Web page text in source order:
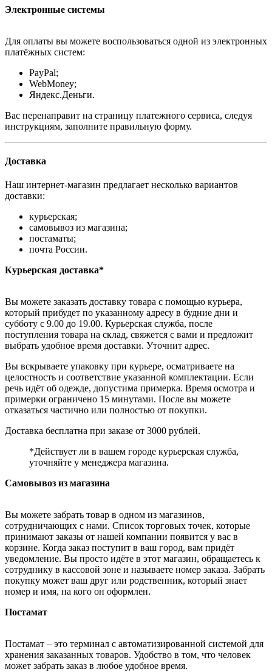
Электронные системы
Для оплаты вы можете воспользоваться одной из электронных
платёжных систем:
PayPal;
WebMoney;
Яндекс.Деньги.
Вас перенаправит на страницу платежного сервиса, следуя
инструкциям, заполните правильную форму.
Доставка
Наш интернет-магазин предлагает несколько вариантов
доставки:
курьерская;
самовывоз из магазина;
постаматы;
почта России.
Курьерская доставка*
Вы можете заказать доставку товара с помощью курьера,
который прибудет по указанному адресу в будние дни и
субботу с 9.00 до 19.00. Курьерская служба, после
поступления товара на склад, свяжется с вами и предложит
выбрать удобное время доставки. Уточнит адрес.
Вы вскрываете упаковку при курьере, осматриваете на
целостность и соответствие указанной комплектации. Если
речь идёт об одежде, допустима примерка. Время осмотра и
примерки ограничено 15 минутами. После вы можете
отказаться частично или полностью от покупки.
Доставка бесплатна при заказе от 3000 рублей.
*Действует ли в вашем городе курьерская служба,
уточняйте у менеджера магазина.
Самовывоз из магазина
Вы можете забрать товар в одном из магазинов,
сотрудничающих с нами. Список торговых точек, которые
принимают заказы от нашей компании появится у вас в
корзине. Когда заказ поступит в ваш город, вам придёт
уведомление. Вы просто идёте в этот магазин, обращаетесь к
сотруднику в кассовой зоне и называете номер заказа. Забрать
покупку может ваш друг или родственник, который знает
номер и имя, на кого он оформлен.
Постамат
Постамат – это терминал с автоматизированной системой для
хранения заказанных товаров. Удобство в том, что человек
может забрать заказ в любое удобное время.